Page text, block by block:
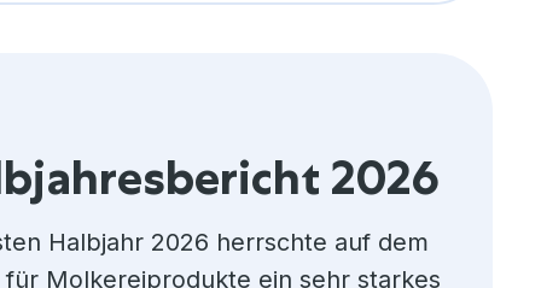
Unsere Kultur
Geschäftsführung
2026
Halbjahr 2026 herrschte auf dem
für Molkereiprodukte ein sehr starkes